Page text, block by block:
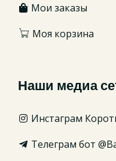
Мои заказы
Моя корзина
Наши медиа
Инстаграм
Телеграм бот